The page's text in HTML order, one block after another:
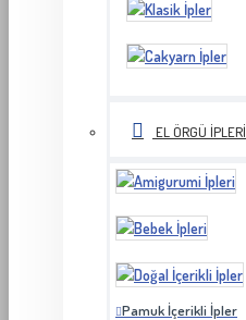
EL ÖRGÜ İPLERI
Pamuk İçerikli İpler